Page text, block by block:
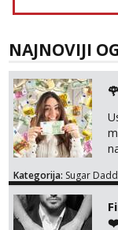
NAJNOVIJI
Kategorija: Sugar
❤️